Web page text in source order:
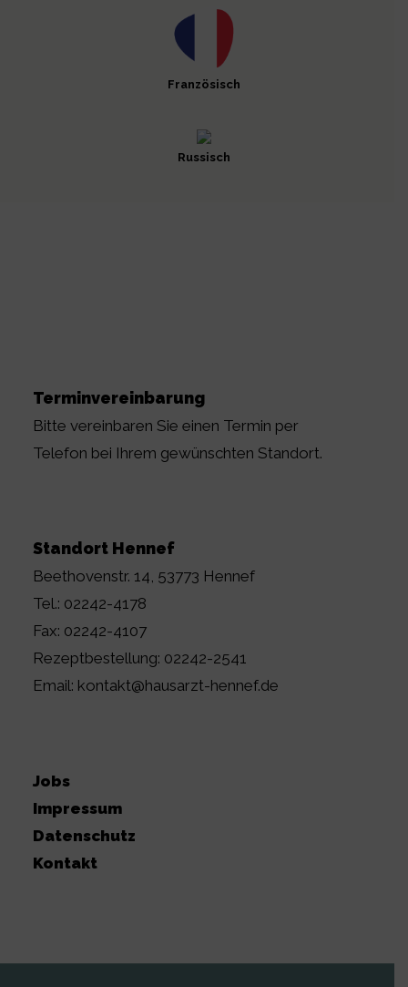
Französisch
Russisch
Terminvereinbarung
Bitte vereinbaren Sie einen Termin per
Telefon bei Ihrem gewünschten Standort.
Standort Hennef
Beethovenstr. 14, 53773 Hennef
Tel.: 02242-4178
Fax: 02242-4107
Rezeptbestellung: 02242-2541
Email: kontakt@hausarzt-hennef.de
Jobs
Impressum
Datenschutz
Kontakt